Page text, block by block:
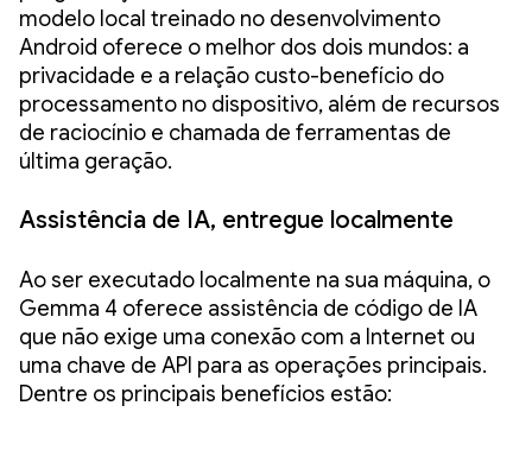
modelo local treinado no desenvolvimento
Android oferece o melhor dos dois mundos: a
privacidade e a relação custo-benefício do
processamento no dispositivo, além de recursos
de raciocínio e chamada de ferramentas de
última geração.
Assistência de IA, entregue localmente
Ao ser executado localmente na sua máquina, o
Gemma 4 oferece assistência de código de IA
que não exige uma conexão com a Internet ou
uma chave de API para as operações principais.
Dentre os principais benefícios estão: